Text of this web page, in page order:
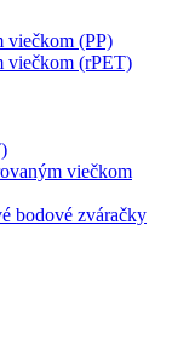
viečkom (PP)
viečkom (rPET)
viečkom
bodové zváračky